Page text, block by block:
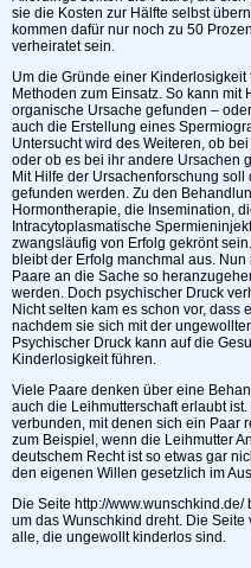
sie die Kosten zur Hälfte selbst
kommen dafür nur noch zu 50
verheiratet sein.
Um die Gründe einer
Methoden zum Einsatz. So kann
organische Ursache gefunden –
auch die Erstellung eines
Untersucht wird des Weiteren, ob
oder ob es bei ihr andere Ursachen
Mit Hilfe der Ursachenforschung
gefunden werden. Zu den
Hormontherapie, die Insemination,
Intracytoplasmatische
zwangsläufig von Erfolg gekrönt
bleibt der Erfolg manchmal aus.
Paare an die Sache so
werden. Doch psychischer Druck
Nicht selten kam es schon vor,
nachdem sie sich mit der
Psychischer Druck kann auf die
Kinderlosigkeit führen.
Viele Paare denken über eine
auch die Leihmutterschaft erlaubt
verbunden, mit denen sich ein Paar
zum Beispiel, wenn die Leihmutter
deutschem Recht ist so etwas gar
den eigenen Willen gesetzlich im
Die Seite http://
um das Wunschkind dreht. Die
alle, die ungewollt kinderlos sind.